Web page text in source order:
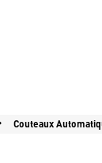
Couteaux